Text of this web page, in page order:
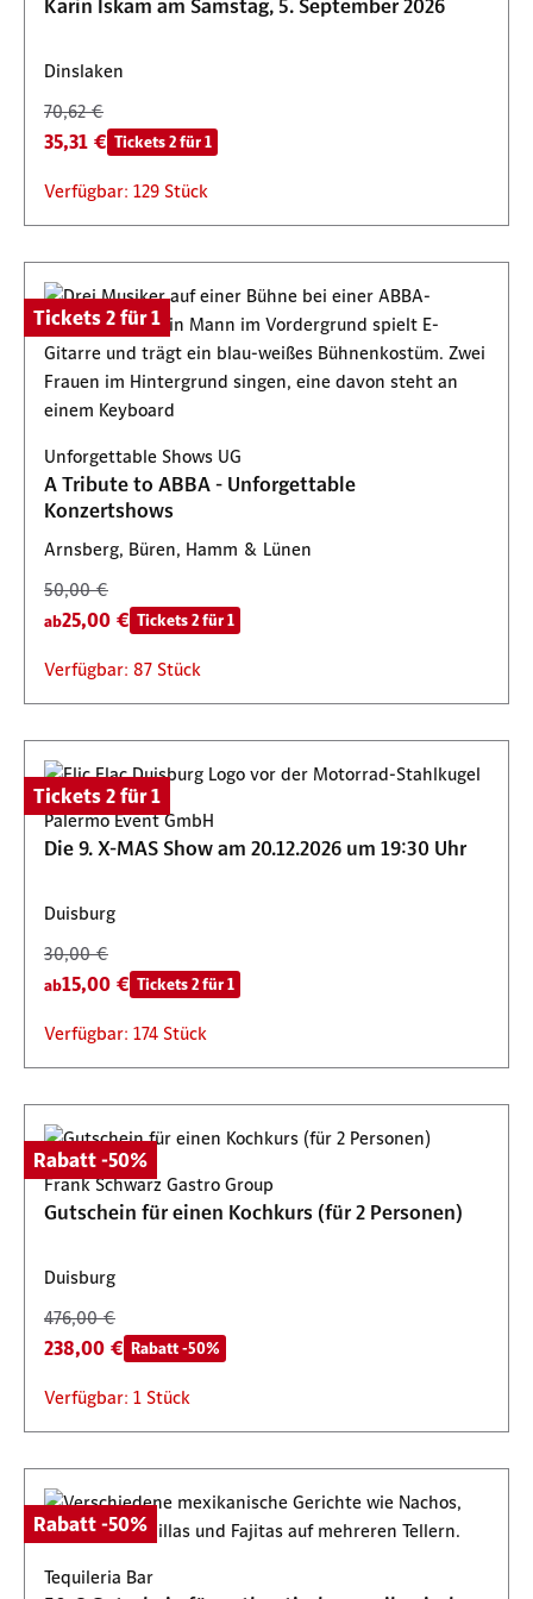
Karin Iskam am Samstag, 5. September 2026
Dinslaken
70,62 €
35,31 € Tickets 2 für 1
Verfügbar: 129 Stück
Tickets 2 für 1
Unforgettable Shows UG
A Tribute to ABBA - Unforgettable
Konzertshows
Arnsberg, Büren, Hamm & Lünen
50,00 €
ab25,00 € Tickets 2 für 1
Verfügbar: 87 Stück
Tickets 2 für 1
Palermo Event GmbH
Die 9. X-MAS Show am 20.12.2026 um 19:30 Uhr
Duisburg
30,00 €
ab15,00 € Tickets 2 für 1
Verfügbar: 174 Stück
Rabatt -50%
Frank Schwarz Gastro Group
Gutschein für einen Kochkurs (für 2 Personen)
Duisburg
476,00 €
238,00 € Rabatt -50%
Verfügbar: 1 Stück
Rabatt -50%
Tequileria Bar